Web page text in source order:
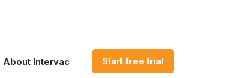
About Intervac Start free trial